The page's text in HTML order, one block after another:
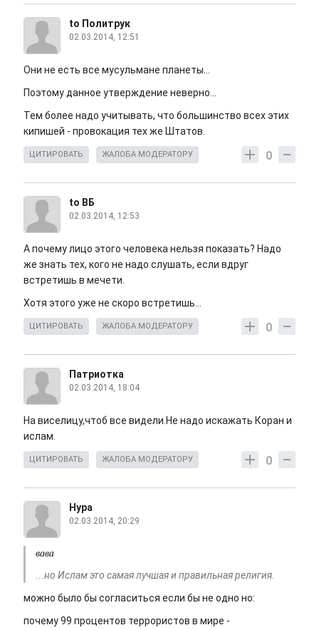
to Политрук
02.03.2014, 12:51
Они не есть все мусульмане планеты...
Поэтому данное утверждение неверно...
Тем более надо учитывать, что большинство всех этих
кипишей - провокация тех же Штатов.
0
ЦИТИРОВАТЬ ЖАЛОБА МОДЕРАТОРУ
to ВБ
02.03.2014, 12:53
А почему лицо этого человека нельзя показать? Надо
же знать тех, кого не надо слушать, если вдруг
встретишь в мечети.
Хотя этого уже не скоро встретишь...
0
ЦИТИРОВАТЬ ЖАЛОБА МОДЕРАТОРУ
Патриотка
02.03.2014, 18:04
На виселицу,чтоб все видели.Не надо искажать Коран и
ислам.
0
ЦИТИРОВАТЬ ЖАЛОБА МОДЕРАТОРУ
Нура
02.03.2014, 20:29
вава
...но Ислам это самая лучшая и правильная религия.
можно было бы согласиться если бы не одно но:
почему 99 процентов террористов в мире -